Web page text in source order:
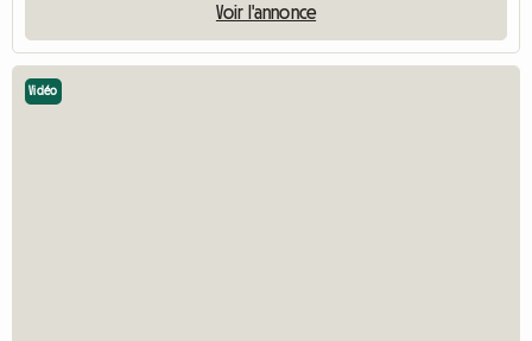
Voir l'annonce
Vidéo